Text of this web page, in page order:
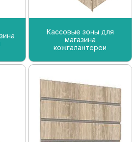
Кассовые зоны для
магазина
кожгалантереи